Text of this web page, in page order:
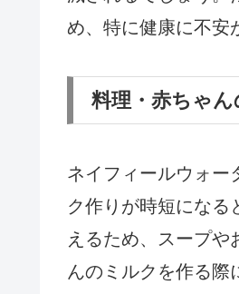
め、特に健康に不安
料理・赤ちゃ
ネイフィールウォー
ク作りが時短になる
えるため、スープや
んのミルクを作る際